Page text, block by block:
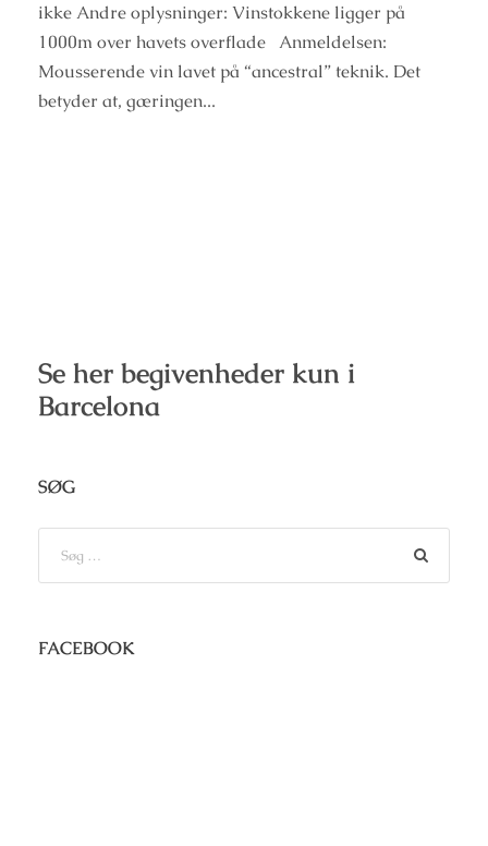
ikke Andre oplysninger: Vinstokkene ligger på
1000m over havets overflade Anmeldelsen:
Mousserende vin lavet på “ancestral” teknik. Det
betyder at, gæringen...
Se her begivenheder kun i
Barcelona
SØG
FACEBOOK